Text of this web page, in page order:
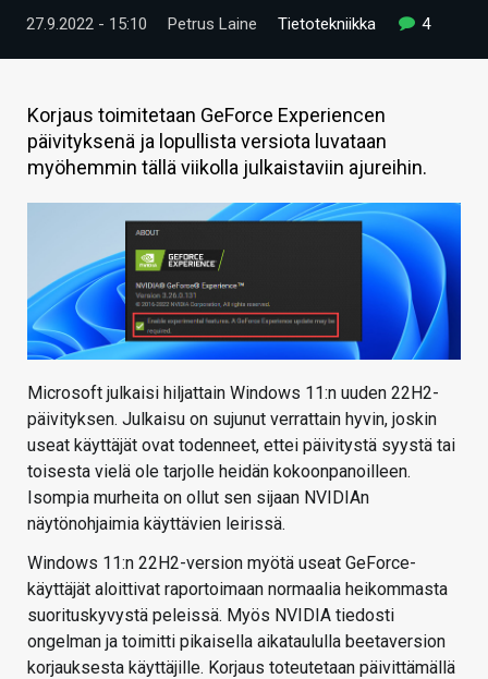
TIETOA
KAUPPA
VAIHDA TEEMA
HAKU
27.9.2022 - 15:10 Petrus Laine Tietotekniikka 4
Korjaus toimitetaan GeForce Experiencen
päivityksenä ja lopullista versiota luvataan
myöhemmin tällä viikolla julkaistaviin ajureihin.
Microsoft julkaisi hiljattain Windows 11:n uuden 22H2-
päivityksen. Julkaisu on sujunut verrattain hyvin, joskin
useat käyttäjät ovat todenneet, ettei päivitystä syystä tai
toisesta vielä ole tarjolle heidän kokoonpanoilleen.
Isompia murheita on ollut sen sijaan NVIDIAn
näytönohjaimia käyttävien leirissä.
Windows 11:n 22H2-version myötä useat GeForce-
käyttäjät aloittivat raportoimaan normaalia heikommasta
suorituskyvystä peleissä. Myös NVIDIA tiedosti
ongelman ja toimitti pikaisella aikataululla beetaversion
korjauksesta käyttäjille. Korjaus toteutetaan päivittämällä